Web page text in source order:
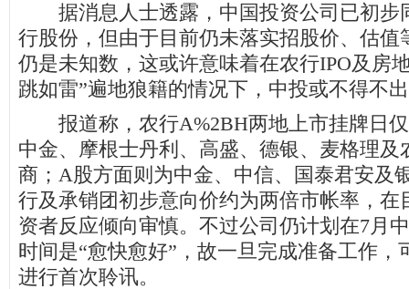
据消息人士透露，中国投资公司已初步
行股份，但由于目前仍未落实招股价、估值
仍是未知数，这或许意味着在农行IPO及房
跳如雷”遍地狼籍的情况下，中投或不得不
报道称，农行A%2BH两地上市挂牌日仅
中金、摩根士丹利、高盛、德银、麦格理及
商；A股方面则为中金、中信、国泰君安及
行及承销团初步意向价约为两倍市帐率，在
资者反应倾向审慎。不过公司仍计划在7月
时间是“愈快愈好”，故一旦完成准备工作，
进行首次聆讯。